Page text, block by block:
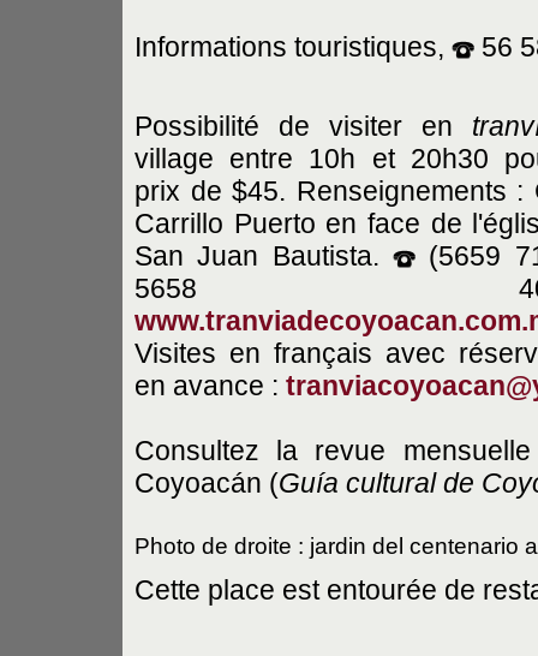
Informations touristiques, 56
Possibilité de visiter en
village entre 10h et 20h30
prix de $45. Renseignements :
Carrillo Puerto en face de
San Juan Bautista.
(5659
5658
Visites en français avec
en avance :
Consultez la revue
Coyoacán (Guía cultural de
Photo de droite : jardin del centenario
Cette place est entourée de